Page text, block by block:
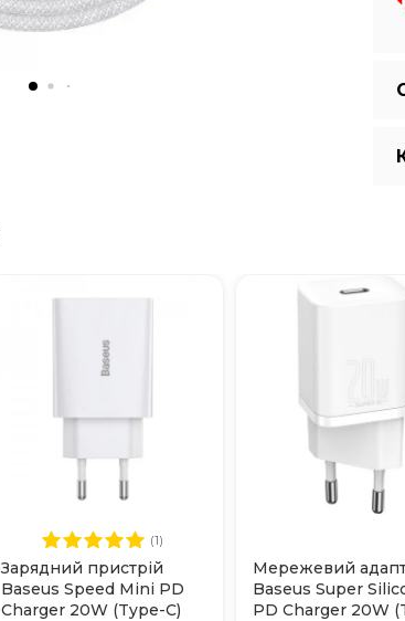
(1)
Зарядний пристрій
Baseus Speed Mini PD
Charger 20W (Type-C)
Мережевий
Baseus Super
PD Charger 20W